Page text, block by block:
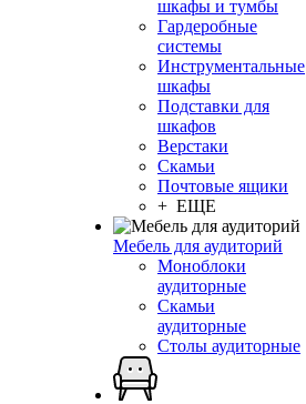
шкафы и тумбы
Гардеробные
системы
Инструментальные
шкафы
Подставки для
шкафов
Верстаки
Скамьи
Почтовые ящики
+ ЕЩЕ
Мебель для аудиторий
Моноблоки
аудиторные
Скамьи
аудиторные
Столы аудиторные